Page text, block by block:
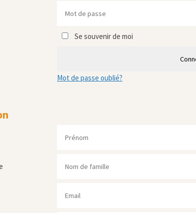
Se souvenir de moi
Mot de passe oublié?